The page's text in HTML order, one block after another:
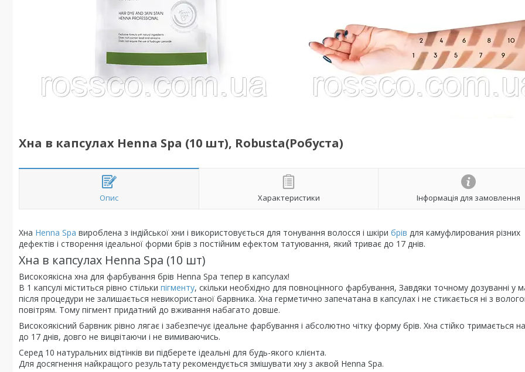
Хна в капсулах Henna Spa (10 шт), Robusta(Робуста)
Опис Характеристики Інформація для замовлення
Хна Henna Spa вироблена з індійської хни і використовується для тонування волосся і шкіри брів для камуфлирования різних
дефектів і створення ідеальної форми брів з постійним ефектом татуювання, який триває до 17 днів.
Хна в капсулах Henna Spa (10 шт)
Високоякісна хна для фарбування брів Henna Spa тепер в капсулах!
В 1 капсулі міститься рівно стільки пігменту, скільки необхідно для повноцінного фарбування, Завдяки точному дозуванні у
після процедури не залишається невикористаної барвника. Хна герметично запечатана в капсулах і не стикається ні з
повітрям. Тому пігмент придатний до вживання набагато довше.
Високоякісний барвник рівно лягає і забезпечує ідеальне фарбування і абсолютно чітку форму брів. Хна стійко тримається на
до 17 днів, довго не вицвітаючи і не вимиваючись.
Серед 10 натуральних відтінків ви підберете ідеальні для будь-якого клієнта.
Для досягнення найкращого результату рекомендується змішувати хну з аквой Henna Spa.